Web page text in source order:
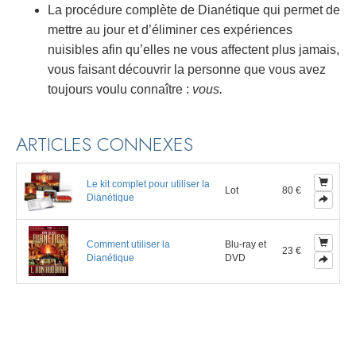
La procédure complète de Dianétique qui permet de
mettre au jour et d’éliminer ces expériences
nuisibles afin qu’elles ne vous affectent plus jamais,
vous faisant découvrir la personne que vous avez
toujours voulu connaître : vous.
ARTICLES CONNEXES
Le kit complet pour utiliser la
Dianétique
Lot 80 €
Comment utiliser la
Dianétique
Blu-ray et
DVD
23 €